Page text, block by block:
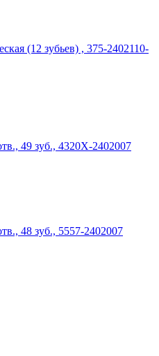
(12 зубьев) , 375-2402110-
49 зуб., 4320Х-2402007
48 зуб., 5557-2402007